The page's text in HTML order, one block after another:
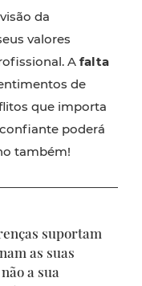
da
valores
A falta
de
que importa
poderá
também!
suportam
as suas
a sua